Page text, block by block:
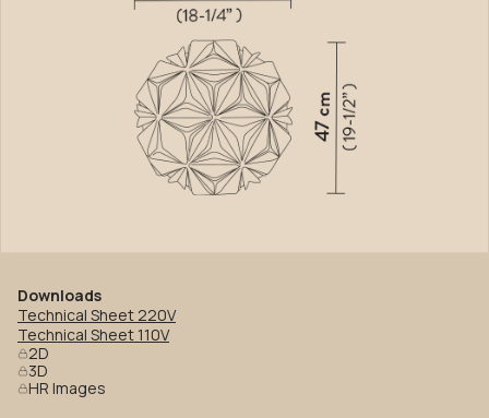
Downloads
Technical Sheet 220V
Technical Sheet 110V
2D
3D
HR Images